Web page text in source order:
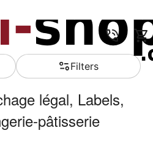
Filters
légal, Labels,
pâtisserie
la Lista de la
compra
Comparar Account